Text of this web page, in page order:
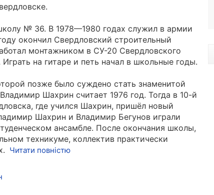
№ 36. В 1978—1980 годах служил в армии
окончил Свердловский строительный
монтажником в СУ-20 Свердловского
на гитаре и петь начал в школьные годы.
позже было суждено стать знаменитой
Шахрин считает 1976 год. Тогда в 10-й
где учился Шахрин, пришёл новый
Шахрин и Владимир Бегунов играли
ансамбле. После окончания школы,
техникуме, коллектив практически
Читати повністю